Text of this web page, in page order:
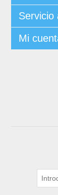
Servicio
Mi